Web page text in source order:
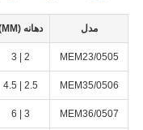
مدل دهانه (MM)
MEM23/0505
2 | 3
MEM35/0506
2.5 | 4.5
MEM36/0507
3 | 6